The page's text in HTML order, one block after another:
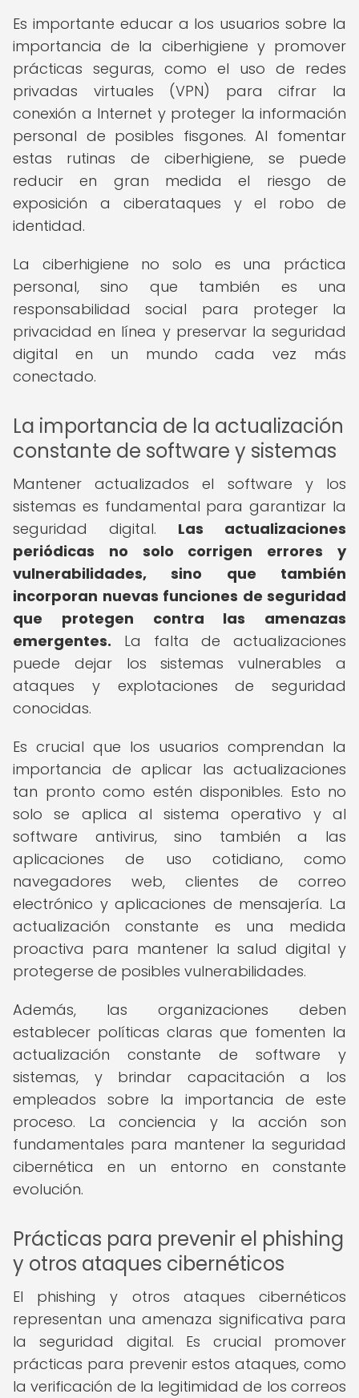
Es importante educar a los usuarios sobre la
importancia de la ciberhigiene y promover
prácticas seguras, como el uso de redes
privadas virtuales (VPN) para cifrar la
conexión a Internet y proteger la información
personal de posibles fisgones. Al fomentar
estas rutinas de ciberhigiene, se puede
reducir en gran medida el riesgo de
exposición a ciberataques y el robo de
identidad.
La ciberhigiene no solo es una práctica
personal, sino que también es una
responsabilidad social para proteger la
privacidad en línea y preservar la seguridad
digital en un mundo cada vez más
conectado.
La importancia de la actualización
constante de software y sistemas
Mantener actualizados el software y los
sistemas es fundamental para garantizar la
seguridad digital. Las actualizaciones
periódicas no solo corrigen errores y
vulnerabilidades, sino que también
incorporan nuevas funciones de seguridad
que protegen contra las amenazas
emergentes. La falta de actualizaciones
puede dejar los sistemas vulnerables a
ataques y explotaciones de seguridad
conocidas.
Es crucial que los usuarios comprendan la
importancia de aplicar las actualizaciones
tan pronto como estén disponibles. Esto no
solo se aplica al sistema operativo y al
software antivirus, sino también a las
aplicaciones de uso cotidiano, como
navegadores web, clientes de correo
electrónico y aplicaciones de mensajería. La
actualización constante es una medida
proactiva para mantener la salud digital y
protegerse de posibles vulnerabilidades.
Además, las organizaciones deben
establecer políticas claras que fomenten la
actualización constante de software y
sistemas, y brindar capacitación a los
empleados sobre la importancia de este
proceso. La conciencia y la acción son
fundamentales para mantener la seguridad
cibernética en un entorno en constante
evolución.
Prácticas para prevenir el phishing
y otros ataques cibernéticos
El phishing y otros ataques cibernéticos
representan una amenaza significativa para
la seguridad digital. Es crucial promover
prácticas para prevenir estos ataques, como
la verificación de la legitimidad de los correos